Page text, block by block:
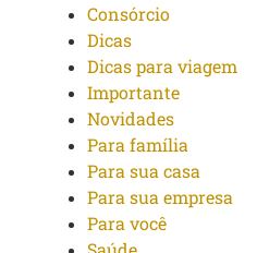
Consórcio
Dicas
Dicas para viagem
Importante
Novidades
Para família
Para sua casa
Para sua empresa
Para você